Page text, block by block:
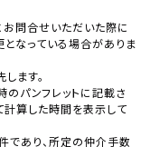
問合せいただいた際に
となっている場合がありま
ます。
パンフレットに記載さ
算した時間を表示して
あり、所定の仲介手数